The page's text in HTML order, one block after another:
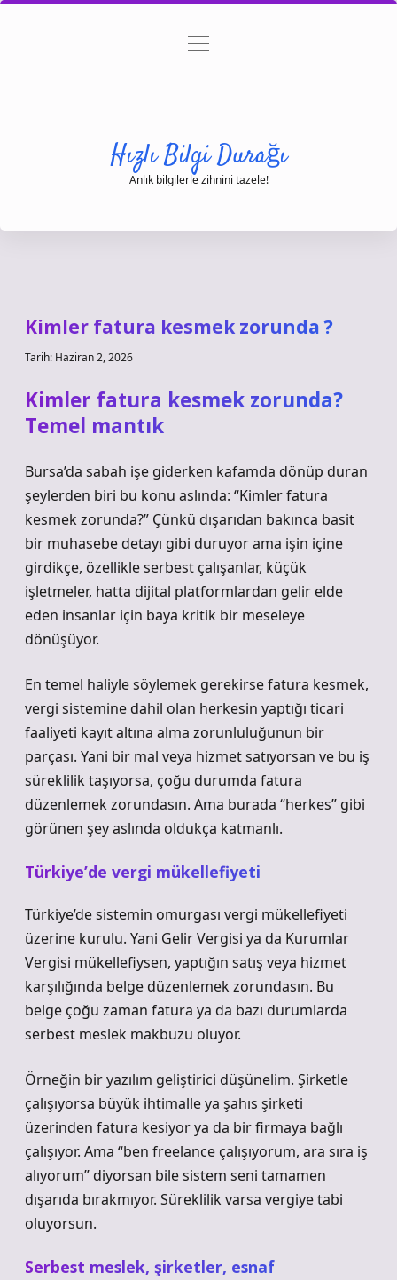
Gizlilik Politikası
menüyü
Hızlı Bilgi Durağı
Anlık bilgilerle zihnini tazele!
Kimler fatura kesmek zorunda ?
Tarih: Haziran 2, 2026
Kimler fatura kesmek zorunda?
Temel mantık
Bursa’da sabah işe giderken kafamda dönüp duran
şeylerden biri bu konu aslında: “Kimler fatura
kesmek zorunda?” Çünkü dışarıdan bakınca basit
bir muhasebe detayı gibi duruyor ama işin içine
girdikçe, özellikle serbest çalışanlar, küçük
işletmeler, hatta dijital platformlardan gelir elde
eden insanlar için baya kritik bir meseleye
dönüşüyor.
En temel haliyle söylemek gerekirse fatura kesmek,
vergi sistemine dahil olan herkesin yaptığı ticari
faaliyeti kayıt altına alma zorunluluğunun bir
parçası. Yani bir mal veya hizmet satıyorsan ve bu iş
süreklilik taşıyorsa, çoğu durumda fatura
düzenlemek zorundasın. Ama burada “herkes” gibi
görünen şey aslında oldukça katmanlı.
Türkiye’de vergi mükellefiyeti
Türkiye’de sistemin omurgası vergi mükellefiyeti
üzerine kurulu. Yani Gelir Vergisi ya da Kurumlar
Vergisi mükellefiysen, yaptığın satış veya hizmet
karşılığında belge düzenlemek zorundasın. Bu
belge çoğu zaman fatura ya da bazı durumlarda
serbest meslek makbuzu oluyor.
Örneğin bir yazılım geliştirici düşünelim. Şirketle
çalışıyorsa büyük ihtimalle ya şahıs şirketi
üzerinden fatura kesiyor ya da bir firmaya bağlı
çalışıyor. Ama “ben freelance çalışıyorum, ara sıra iş
alıyorum” diyorsan bile sistem seni tamamen
dışarıda bırakmıyor. Süreklilik varsa vergiye tabi
oluyorsun.
Serbest meslek, şirketler, esnaf